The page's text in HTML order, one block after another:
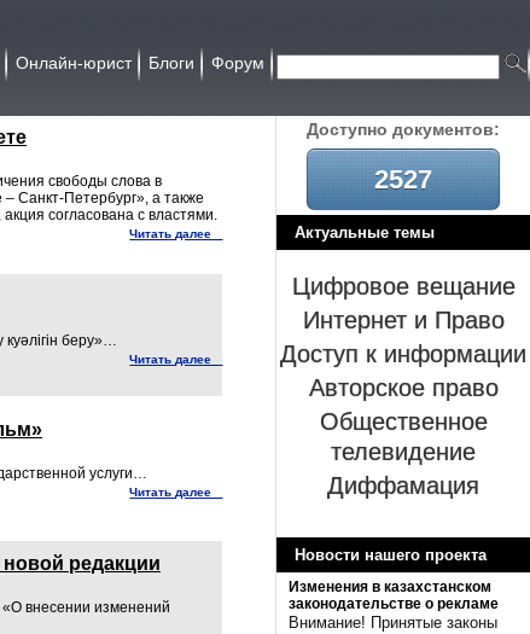
Онлайн-юрист Блоги Форум
Доcтупно документов:
2527
Актуальные темы
Цифровое вещание
Интернет и Право
Доступ к информации
Авторское право
Общественное
телевидение
Диффамация
Новости нашего проекта
Изменения в казахстанском
законодательстве о рекламе
Внимание! Принятые законы
свободы слова в
Санкт-Петербург», а также
согласована с властями.
Читать далее
беру»…
Читать далее
услуги…
Читать далее
редакции
внесении изменений